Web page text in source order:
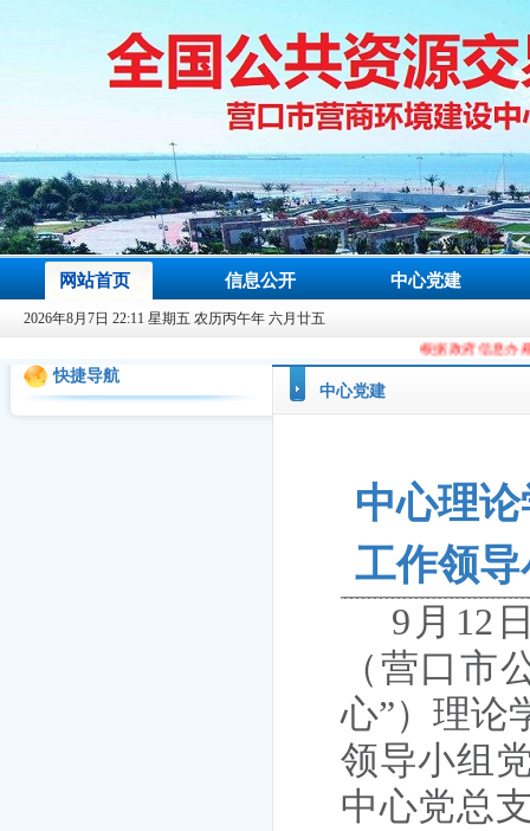
网站首页 信息公开 中心党建
2026年8月7日 22:11 星期五 农历丙午年 六月廿五
根据政府信息办规划要求，
快捷导航
中心党建
中心理
工作领
9月12
（营口市
心”） 理论
领导小组
中心党总